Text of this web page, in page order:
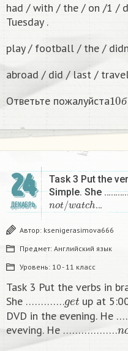
had / with / the / on /1 /
Tuesday .
play / football / the /
abroad / did / last /
Ответьте пожалуйста
б
10 б
24
ДЕКАБРЬ
Task 3 Put the
Simple. She
t /w t h …
Автор: ksenigerasimova666
Предмет: Английский язык
Уровень: 10 - 11 класс
Task 3 Put the verbs in
She ………….ge tup at
DVD in the evening. He
eveving. He ………………n